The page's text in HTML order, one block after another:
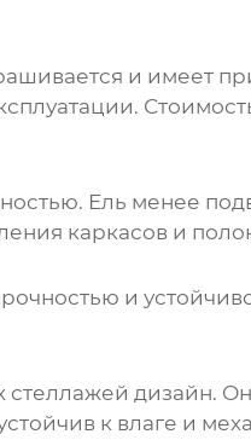
и имеет
Ель менее
каркасов и
и
стеллажей дизайн.
к влаге и